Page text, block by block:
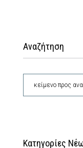
Αναζήτηση
Κατηγορίες